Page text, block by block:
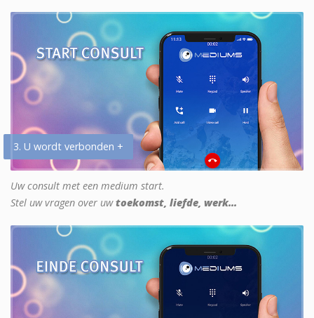
3. U wordt verbonden +
Uw consult met een medium start.
Stel uw vragen over uwtoekomst, liefde, werk...